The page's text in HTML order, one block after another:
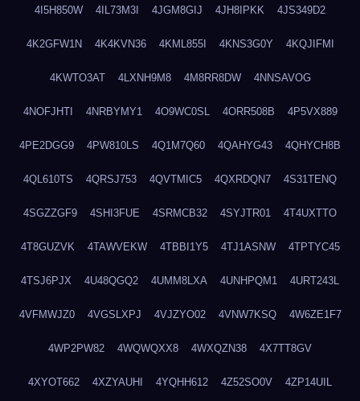
4I5H850W 4IL73M3I 4JGM8GIJ 4JH8IPKK 4JS349D2
4K2GFW1N 4K4KVN36 4KML855I 4KNS3G0Y 4KQJIFMI
4KWTO3AT 4LXNH9M8 4M8RR8DW 4NNSAVOG
4NOFJHTI 4NRBYMY1 4O9WC0SL 4ORR508B 4P5VX889
4PE2DGG9 4PW810LS 4Q1M7Q60 4QAHYG43 4QHYCH8B
4QL610TS 4QRSJ753 4QVTMIC5 4QXRDQN7 4S31TENQ
4SGZZGF9 4SHI3FUE 4SRMCB32 4SYJTR01 4T4UXTTO
4T8GUZVK 4TAWVEKW 4TBBI1Y5 4TJ1ASNW 4TPTYC45
4TSJ6PJX 4U48QGQ2 4UMM8LXA 4UNHPQM1 4URT243L
4VFMWJZ0 4VGSLXPJ 4VJZYO02 4VNW7KSQ 4W6ZE1F7
4WP2PW82 4WQWQXX8 4WXQZN38 4X7TT8GV
4XYOT662 4XZYAUHI 4YQHH612 4Z52SO0V 4ZP14UIL